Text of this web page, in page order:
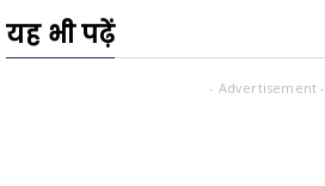
यह भी पढ़ें
- Advertisement -